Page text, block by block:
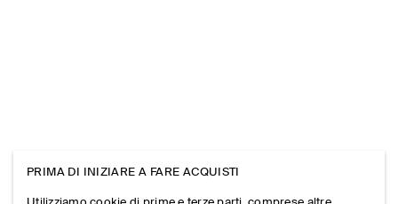
PRIMA DI INIZIARE A FARE ACQUISTI